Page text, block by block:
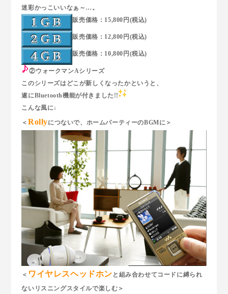
迷彩かっこいいなぁ～…。
販売価格：15,800円(税込)
販売価格：12,800円(税込)
販売価格：10,800円(税込)
②ウォークマンAシリーズ
このシリーズはどこが新しくなったかというと、
遂にBluetooth機能が付きました!!
こんな風に↓
＜ Rollyにつないで、ホームパーティーのBGMに＞
＜ ワイヤレスヘッドホン と組み合わせてコードに縛られ
ないリスニングスタイルで楽しむ＞